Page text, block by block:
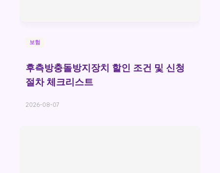
보험
후측방충돌방지장치 할인 조건 및 신청
절차 체크리스트
2026-08-07